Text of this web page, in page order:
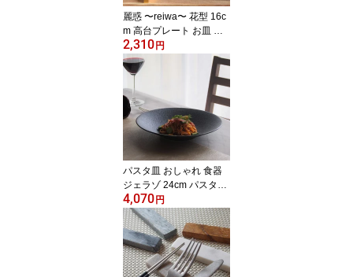
麗惑 〜reiwa〜 花型 16c
m 高台プレート お皿 お
しゃれ 食器 高台 プレー
ト 花 フラワー 白 ホワイ
ト 生成 ベージュ アイボ
リー ナチュラル 洋食 デ
ィナー レストラン 丸 ス
イーツ 日本製 クリスマ
ス
2,310 円
パスタ皿 おしゃれ 食器
ジェラゾ 24cm パスタプ
レート 皿 シルバー 黒い
食器 日本製 カフェ オシ
ャレ レストラン 食洗機
対応 電子レンジ対応 キ
ッチン用品 食器 業務用
ディナー おうちカフェ
4,070 円